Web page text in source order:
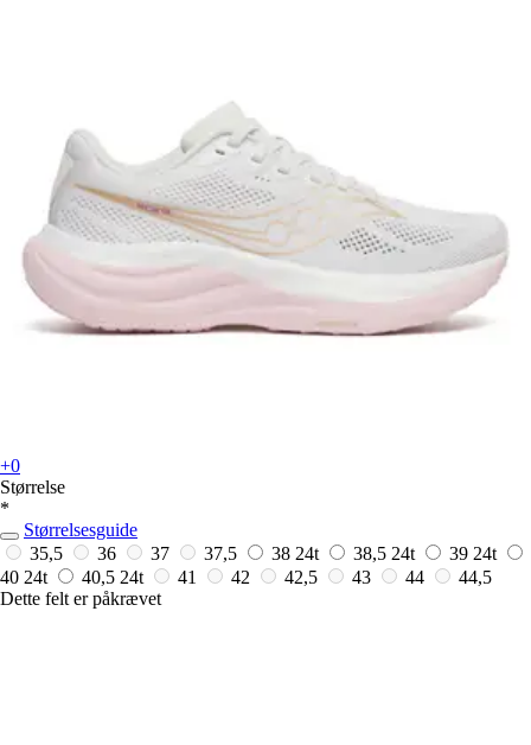
+0
Størrelse
*
Størrelsesguide
35,5
36 37 37,5 38 24t 38,5 24t 39 24t
40 24t 40,5 24t 41 42 42,5 43 44
44,5
Dette felt er påkrævet